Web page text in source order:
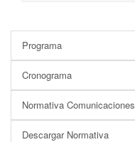
Programa
Cronograma
Normativa Comunicaciones
Descargar Normativa